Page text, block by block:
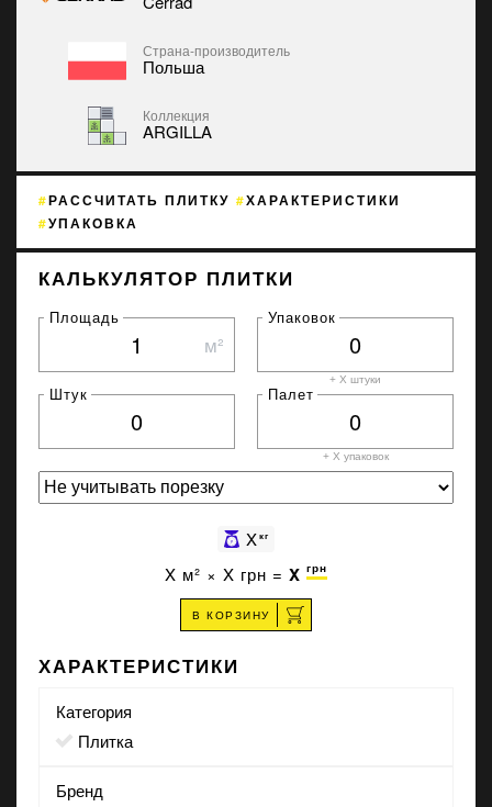
Страна-производитель
Польша
Коллекция
ARGILLA
РАССЧИТАТЬ ПЛИТКУ
ХАРАКТЕРИСТИКИ
УПАКОВКА
КАЛЬКУЛЯТОР ПЛИТКИ
Площадь
м²
Упаковок
+ X штуки
Штук Палет
+ X упаковок
Xкг
X м² × X грн = X грн
В КОРЗИНУ
ХАРАКТЕРИСТИКИ
Категория
Плитка
Бренд